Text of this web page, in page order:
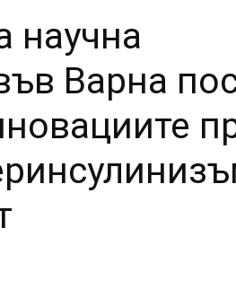
научна
Варна